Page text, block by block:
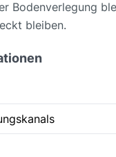
Bodenverlegung
bleiben.